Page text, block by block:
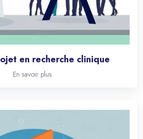
en recherche clinique
En savoir plus